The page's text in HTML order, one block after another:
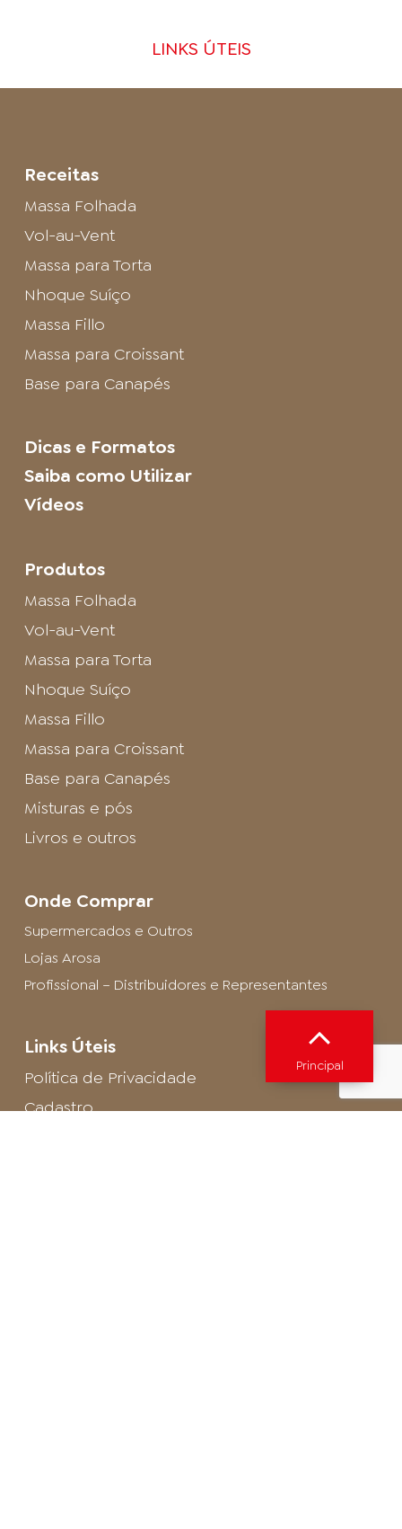
LINKS ÚTEIS
Receitas
Massa Folhada
Vol-au-Vent
Massa para Torta
Nhoque Suíço
Massa Fillo
Massa para Croissant
Base para Canapés
Dicas e Formatos
Saiba como Utilizar
Vídeos
Produtos
Massa Folhada
Vol-au-Vent
Massa para Torta
Nhoque Suíço
Massa Fillo
Massa para Croissant
Base para Canapés
Misturas e pós
Livros e outros
Onde Comprar
Supermercados e Outros
Lojas Arosa
Profissional – Distribuidores e Representantes
Links Úteis
Política de Privacidade
Cadastro
Principal